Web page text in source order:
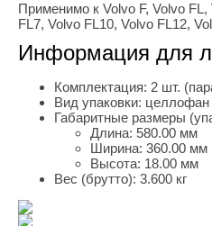
Применимо к Volvo F, Volvo
FL7, Volvo FL10, Volvo FL12,
Информация для
Комплектация: 2 шт.
Вид упаковки: целлофан
Габаритные размеры
Длина: 580.00 мм
Ширина: 360.00 мм
Высота: 18.00 мм
Вес (брутто): 3.600 кг